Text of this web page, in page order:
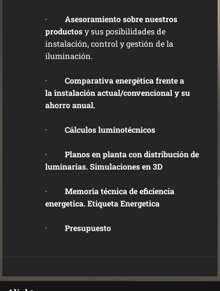
· Asesoramiento sobre nuestros
productosy sus posibilidades de
instalación, control y gestión de la
iluminación.
· Comparativa energética frente a
la instalación actual/convencional y su
ahorro anual.
· Cálculos luminotécnicos
· Planos en planta con distribución de
luminarias. Simulaciones en 3D
· Memoria técnica de eficiencia
energetica. Etiqueta Energetica
· Presupuesto